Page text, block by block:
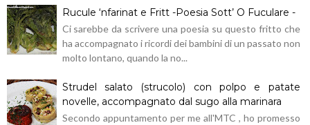
Rucule ‘nfarinat e Fritt -Poesia Sott’ O Fuculare -
Ci sarebbe da scrivere una poesia su questo fritto che
ha accompagnato i ricordi dei bambini di un passato non
molto lontano, quando la no...
Strudel salato (strucolo) con polpo e patate
novelle, accompagnato dal sugo alla marinara
Secondo appuntamento per me all'MTC , ho promesso